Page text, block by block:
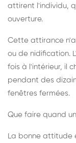
attirent l'individu,
ouverture.
Cette attirance
ou de nidification.
fois à l'intérieur, il
pendant des
fenêtres fermées.
Que faire quand
La bonne attitude